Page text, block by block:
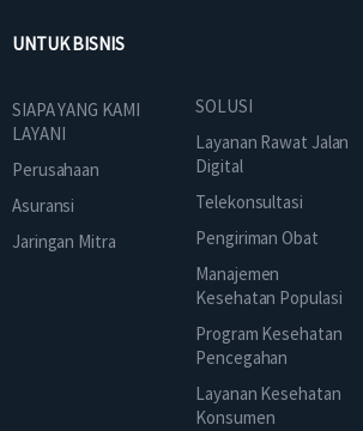
UNTUK BISNIS
SIAPA YANG KAMI
LAYANI
Perusahaan
Asuransi
Jaringan Mitra
SOLUSI
Layanan Rawat Jalan
Digital
Telekonsultasi
Pengiriman Obat
Manajemen
Kesehatan Populasi
Program Kesehatan
Pencegahan
Layanan Kesehatan
Konsumen